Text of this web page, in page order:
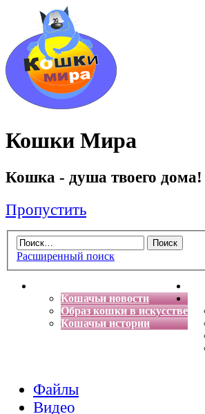
Кошки Мира
Кошка - душа твоего дома!
Пропустить
Расширенный поиск
Кошачьи новости
Образ кошки в искусстве
Кошачьи истории
Файлы
Видео